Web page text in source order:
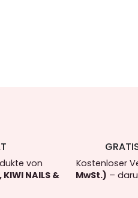
von
NAILS &
Kostenloser
MwSt.) –